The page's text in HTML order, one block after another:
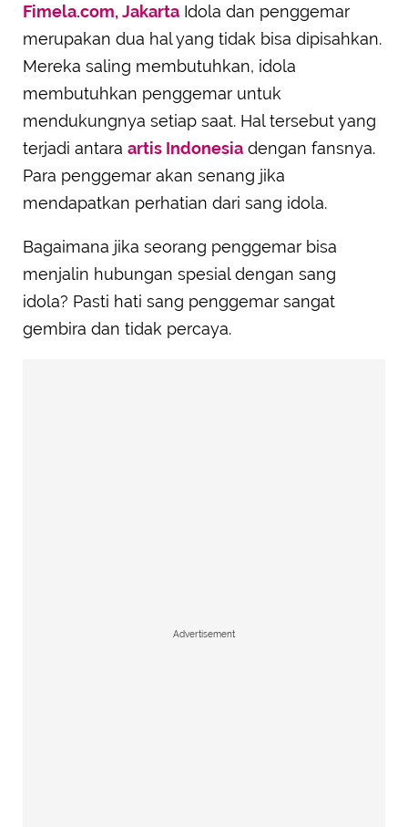
Fimela.com, Jakarta Idola dan penggemar
merupakan dua hal yang tidak bisa dipisahkan.
Mereka saling membutuhkan, idola
membutuhkan penggemar untuk
mendukungnya setiap saat. Hal tersebut yang
terjadi antara artis Indonesia dengan fansnya.
Para penggemar akan senang jika
mendapatkan perhatian dari sang idola.
Bagaimana jika seorang penggemar bisa
menjalin hubungan spesial dengan sang
idola? Pasti hati sang penggemar sangat
gembira dan tidak percaya.
Advertisement